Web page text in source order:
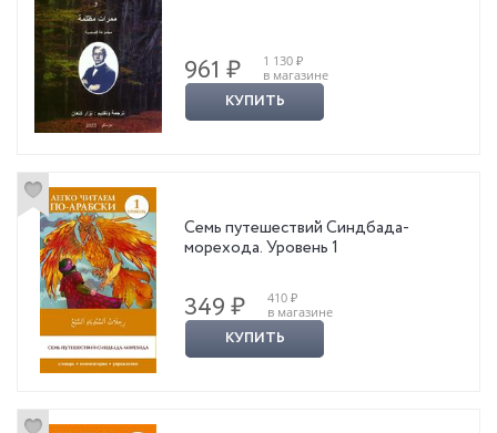
961 ₽
1 130 ₽
в магазине
КУПИТЬ
Семь путешествий Синдбада-
морехода. Уровень 1
349 ₽
410 ₽
в магазине
КУПИТЬ